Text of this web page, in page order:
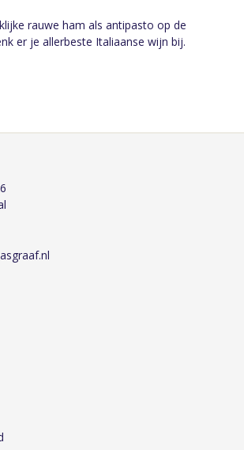
rauwe ham als antipasto op de
er je allerbeste Italiaanse wijn bij.